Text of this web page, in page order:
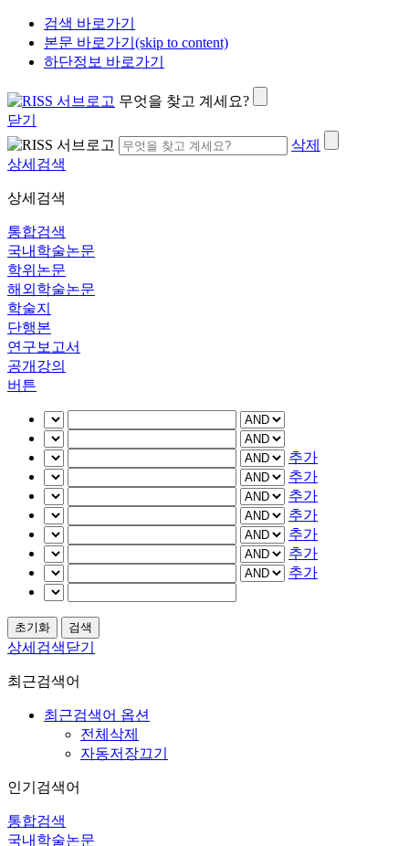
검색 바로가기
본문 바로가기(skip to content)
하단정보 바로가기
무엇을 찾고 계세요?
닫기
삭제
상세검색
상세검색
통합검색
국내학술논문
학위논문
해외학술논문
학술지
단행본
연구보고서
공개강의
버튼
추가
추가
추가
추가
추가
추가
추가
상세검색닫기
최근검색어
최근검색어 옵션
전체삭제
자동저장끄기
인기검색어
통합검색
국내학술논문